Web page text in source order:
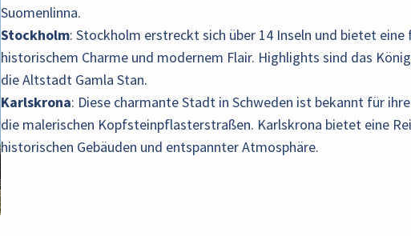
Suomenlinna.
Stockholm: Stockholm erstreckt sich über 14 Inseln und bietet eine
historischem Charme und modernem Flair. Highlights sind das
die Altstadt Gamla Stan.
Karlskrona: Diese charmante Stadt in Schweden ist bekannt für
die malerischen Kopfsteinpflasterstraßen. Karlskrona bietet eine
historischen Gebäuden und entspannter Atmosphäre.